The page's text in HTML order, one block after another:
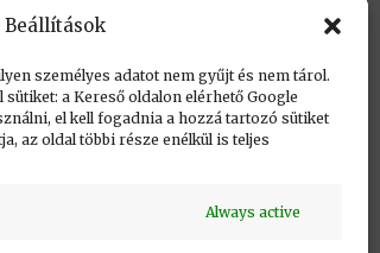
Beállítások
személyes adatot nem gyűjt és nem tárol.
a Kereső oldalon elérhető Google
el kell fogadnia a hozzá tartozó sütiket
az oldal többi része enélkül is teljes
Always active
a lap tetejére